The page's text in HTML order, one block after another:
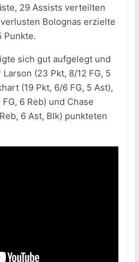
29 Assists verteilten
Bolognas erzielte
Punkte.
sich gut aufgelegt und
(23 Pkt, 8/12 FG, 5
(19 Pkt, 6/6 FG, 5 Ast),
6 Reb) und Chase
6 Ast, Blk) punkteten